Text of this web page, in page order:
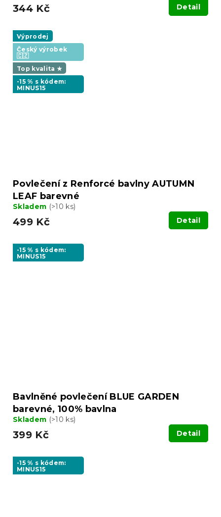
344 Kč Detail
Výprodej
Český výrobek
🇨🇿
Top kvalita ★
-15 % s kódem:
MINUS15
Povlečení z Renforcé bavlny AUTUMN
LEAF barevné
Skladem (>10 ks)
499 Kč Detail
-15 % s kódem:
MINUS15
Bavlněné povlečení BLUE GARDEN
barevné, 100% bavlna
Skladem (>10 ks)
399 Kč Detail
-15 % s kódem:
MINUS15